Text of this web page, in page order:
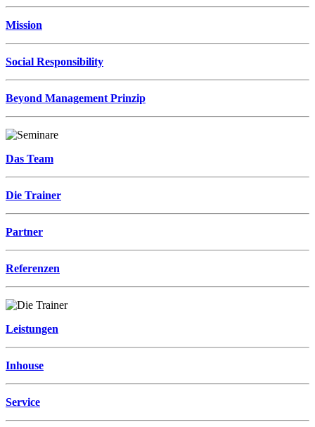
Mission
Social Responsibility
Beyond Management Prinzip
Das Team
Die Trainer
Partner
Referenzen
Leistungen
Inhouse
Service